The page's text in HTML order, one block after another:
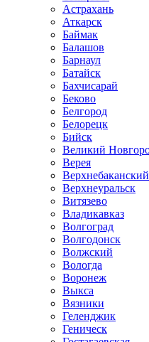
Астрахань
Аткарск
Баймак
Балашов
Барнаул
Батайск
Бахчисарай
Беково
Белгород
Белорецк
Бийск
Великий
Верея
Верхнебаканский
Верхнеуральск
Витязево
Владикавказ
Волгоград
Волгодонск
Волжский
Вологда
Воронеж
Выкса
Вязники
Геленджик
Геническ